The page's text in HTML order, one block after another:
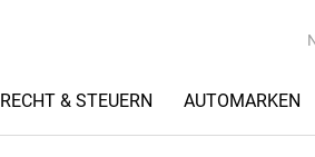
RECHT & STEUERN AUTOMARKEN